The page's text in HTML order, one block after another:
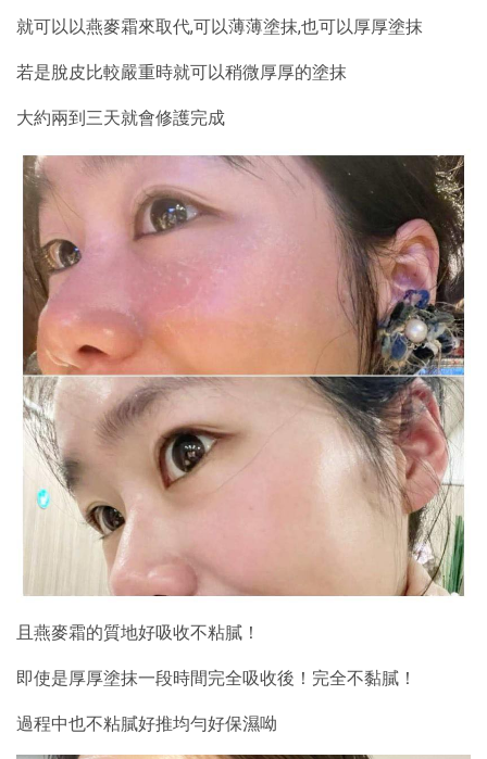
就可以以燕麥霜來取代,可以薄薄塗抹,也可以厚厚塗抹
若是脫皮比較嚴重時就可以稍微厚厚的塗抹
大約兩到三天就會修護完成
且燕麥霜的質地好吸收不粘膩！
即使是厚厚塗抹一段時間完全吸收後！完全不黏膩！
過程中也不粘膩好推均勻好保濕呦